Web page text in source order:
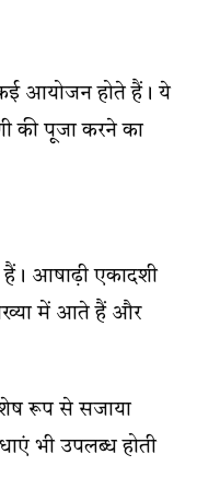
आयोजन होते हैं। ये
की पूजा करने का
आषाढ़ी एकादशी
में आते हैं और
रूप से सजाया
भी उपलब्ध होती